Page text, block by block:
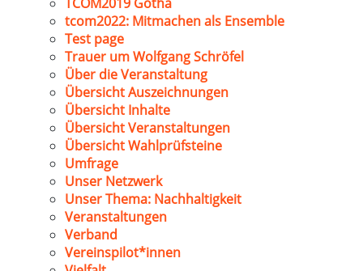
tcom2022: Mitmachen als Ensemble
Test page
Trauer um Wolfgang Schröfel
Über die Veranstaltung
Übersicht Auszeichnungen
Übersicht Inhalte
Übersicht Veranstaltungen
Übersicht Wahlprüfsteine
Umfrage
Unser Netzwerk
Unser Thema: Nachhaltigkeit
Veranstaltungen
Verband
Vereinspilot*innen